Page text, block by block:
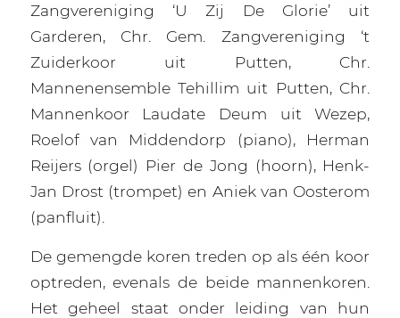
Zangvereniging ‘U Zij De Glorie’ uit
Garderen, Chr. Gem. Zangvereniging ‘t
Zuiderkoor uit Putten, Chr.
Mannenensemble Tehillim uit Putten, Chr.
Mannenkoor Laudate Deum uit Wezep,
Roelof van Middendorp (piano), Herman
Reijers (orgel) Pier de Jong (hoorn), Henk-
Jan Drost (trompet) en Aniek van Oosterom
(panfluit).
De gemengde koren treden op als één koor
optreden, evenals de beide mannenkoren.
Het geheel staat onder leiding van hun